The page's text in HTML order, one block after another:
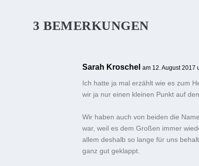
3 BEMERKUNGEN
Sarah Kroschel am 12. August 2017
Ich hatte ja mal erzählt wie es zum
wir ja nur einen kleinen Punkt auf
Wir haben auch von beiden die
war, weil es dem Großen immer
allem deshalb so lange für uns
ganz gut geklappt.